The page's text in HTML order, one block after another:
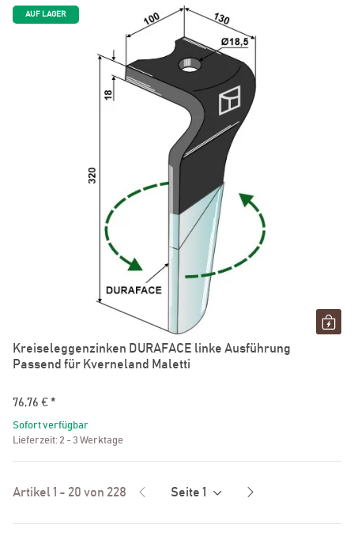
AUF LAGER
Kreiseleggenzinken DURAFACE linke Ausführung
Passend für Kverneland Maletti
76,76 € *
Sofort verfügbar
Lieferzeit: 2 - 3 Werktage
Artikel 1 - 20 von 228 Seite 1